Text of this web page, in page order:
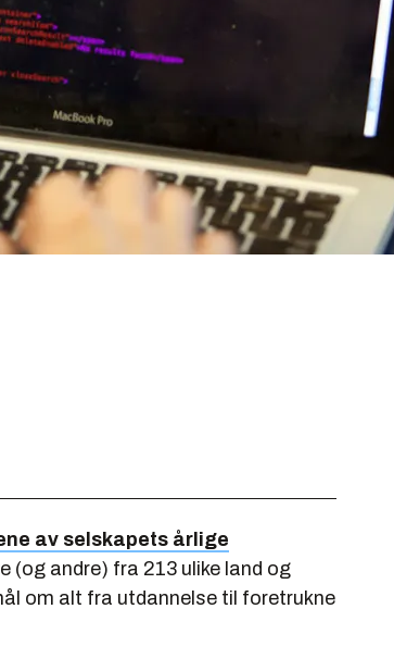
av selskapets årlige
(og andre) fra 213 ulike land og
om alt fra utdannelse til foretrukne